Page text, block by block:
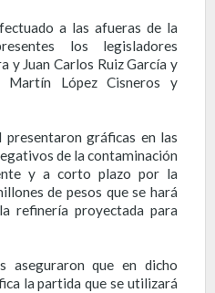
a las afueras de la
los legisladores
y Juan Carlos Ruiz García y
Martín López Cisneros y
presentaron gráficas en las
de la contaminación
y a corto plazo por la
de pesos que se hará
refinería proyectada para
aseguraron que en dicho
la partida que se utilizará